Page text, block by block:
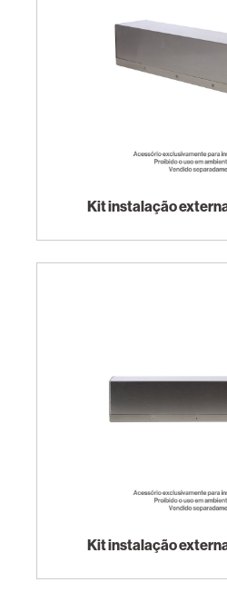
Kit instalação
Kit instalação